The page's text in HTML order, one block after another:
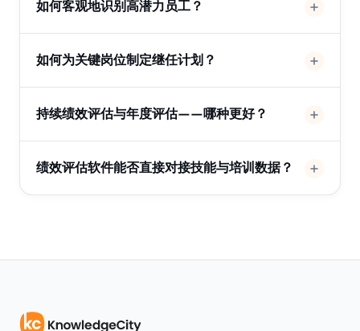
如何客观地识别高潜力员工？
如何为关键岗位制定继任计划？
持续绩效评估与年度评估——哪种更好？
绩效评估软件能否直接对接技能与培训数据？